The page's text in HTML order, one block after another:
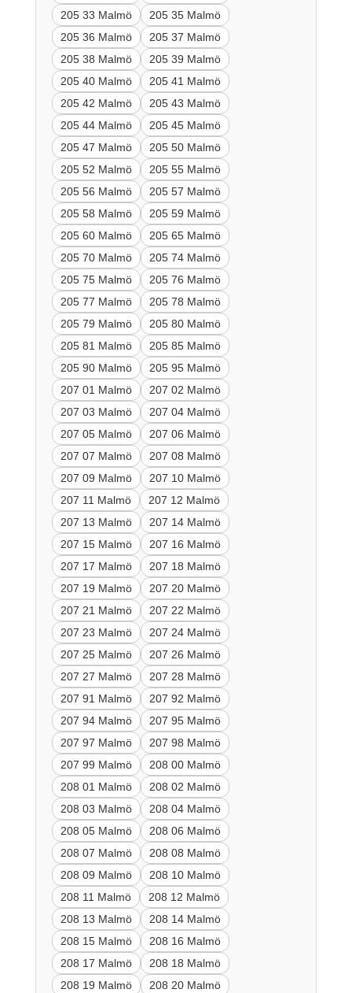
205 33 Malmö
205 35 Malmö
205 36 Malmö
205 37 Malmö
205 38 Malmö
205 39 Malmö
205 40 Malmö
205 41 Malmö
205 42 Malmö
205 43 Malmö
205 44 Malmö
205 45 Malmö
205 47 Malmö
205 50 Malmö
205 52 Malmö
205 55 Malmö
205 56 Malmö
205 57 Malmö
205 58 Malmö
205 59 Malmö
205 60 Malmö
205 65 Malmö
205 70 Malmö
205 74 Malmö
205 75 Malmö
205 76 Malmö
205 77 Malmö
205 78 Malmö
205 79 Malmö
205 80 Malmö
205 81 Malmö
205 85 Malmö
205 90 Malmö
205 95 Malmö
207 01 Malmö
207 02 Malmö
207 03 Malmö
207 04 Malmö
207 05 Malmö
207 06 Malmö
207 07 Malmö
207 08 Malmö
207 09 Malmö
207 10 Malmö
207 11 Malmö
207 12 Malmö
207 13 Malmö
207 14 Malmö
207 15 Malmö
207 16 Malmö
207 17 Malmö
207 18 Malmö
207 19 Malmö
207 20 Malmö
207 21 Malmö
207 22 Malmö
207 23 Malmö
207 24 Malmö
207 25 Malmö
207 26 Malmö
207 27 Malmö
207 28 Malmö
207 91 Malmö
207 92 Malmö
207 94 Malmö
207 95 Malmö
207 97 Malmö
207 98 Malmö
207 99 Malmö
208 00 Malmö
208 01 Malmö
208 02 Malmö
208 03 Malmö
208 04 Malmö
208 05 Malmö
208 06 Malmö
208 07 Malmö
208 08 Malmö
208 09 Malmö
208 10 Malmö
208 11 Malmö
208 12 Malmö
208 13 Malmö
208 14 Malmö
208 15 Malmö
208 16 Malmö
208 17 Malmö
208 18 Malmö
208 19 Malmö
208 20 Malmö